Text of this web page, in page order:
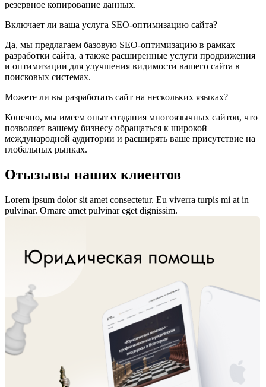
резервное копирование данных.
Включает ли ваша услуга SEO-оптимизацию сайта?
Да, мы предлагаем базовую SEO-оптимизацию в рамках
разработки сайта, а также расширенные услуги продвижения
и оптимизации для улучшения видимости вашего сайта в
поисковых системах.
Можете ли вы разработать сайт на нескольких языках?
Конечно, мы имеем опыт создания многоязычных сайтов, что
позволяет вашему бизнесу обращаться к широкой
международной аудитории и расширять ваше присутствие на
глобальных рынках.
Отызывы наших клиентов
Lorem ipsum dolor sit amet consectetur. Eu viverra turpis mi at in
pulvinar. Ornare amet pulvinar eget dignissim.